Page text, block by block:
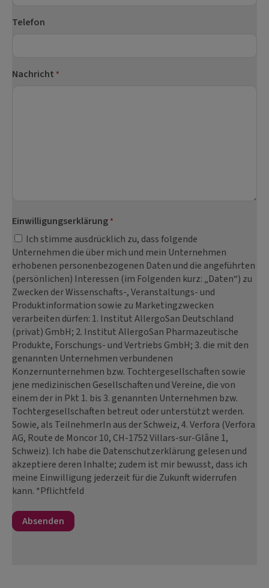
Telefon
Nachricht *
Einwilligungserklärung *
Ich stimme ausdrücklich zu, dass folgende
Unternehmen die über mich und mein Unternehmen
erhobenen personenbezogenen Daten und die angeführten
(persönlichen) Interessen (im Folgenden kurz: „Daten“) zu
Zwecken der Wissenschafts-, Veranstaltungs- und
Produktinformation sowie zu Marketingzwecken
verarbeiten dürfen: 1. Institut AllergoSan Deutschland
(privat) GmbH; 2. Institut AllergoSan Pharmazeutische
Produkte, Forschungs- und Vertriebs GmbH; 3. die mit den
genannten Unternehmen verbundenen
Konzernunternehmen bzw. Tochtergesellschaften sowie
jene medizinischen Gesellschaften und Vereine, die von
einem der in Pkt 1. bis 3. genannten Unternehmen bzw.
Tochtergesellschaften betreut oder unterstützt werden.
Sowie, als TeilnehmerIn aus der Schweiz, 4. Verfora (Verfora
AG, Route de Moncor 10, CH-1752 Villars-sur-Glâne 1,
Schweiz). Ich habe die Datenschutzerklärung gelesen und
akzeptiere deren Inhalte; zudem ist mir bewusst, dass ich
meine Einwilligung jederzeit für die Zukunft widerrufen
kann. *Pflichtfeld